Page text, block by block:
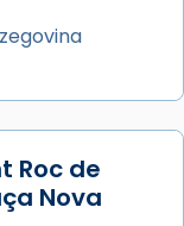
Roc de
Nova